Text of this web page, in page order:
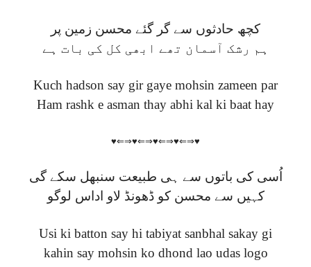
کچھ حادثوں سے گر گئے محسن زمین پر
ہم رشک آسمان تھے ابھی کل کی بات ہے
Kuch hadson say gir gaye mohsin zameen par
Ham rashk e asman thay abhi kal ki baat hay
♥⇐⇒♥⇐⇒♥⇐⇒♥⇐⇒♥
اُسی کی باتوں سے ہی طبیعت سنبھل سکے گی
کہیں سے محسن کو ڈھونڈ لاو اداس لوگو
Usi ki batton say hi tabiyat sanbhal sakay gi
kahin say mohsin ko dhond lao udas logo